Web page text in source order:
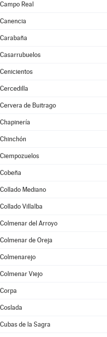
Campo Real
Canencia
Carabaña
Casarrubuelos
Cenicientos
Cercedilla
Cervera de Buitrago
Chapinería
Chinchón
Ciempozuelos
Cobeña
Collado Mediano
Collado Villalba
Colmenar del Arroyo
Colmenar de Oreja
Colmenarejo
Colmenar Viejo
Corpa
Coslada
Cubas de la Sagra